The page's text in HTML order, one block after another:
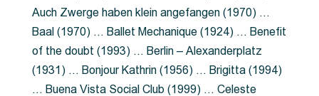
Auch Zwerge haben klein angefangen (1970) …
Baal (1970) … Ballet Mechanique (1924) … Benefit
of the doubt (1993) … Berlin – Alexanderplatz
(1931) … Bonjour Kathrin (1956) … Brigitta (1994)
… Buena Vista Social Club (1999) … Celeste